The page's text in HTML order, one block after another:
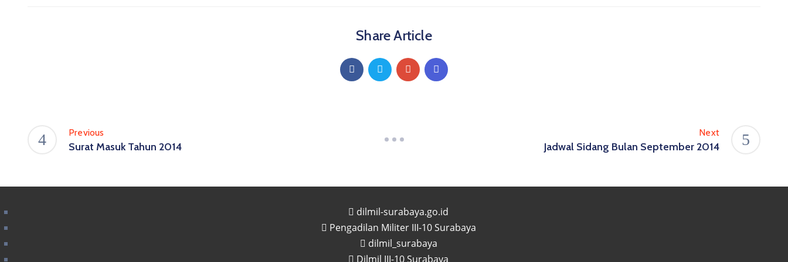
Share Article
Previous
Surat Masuk Tahun 2014
Next
Jadwal Sidang Bulan September 2014
dilmil-surabaya.go.id
Pengadilan Militer III-10 Surabaya
dilmil_surabaya
Dilmil III-10 Surabaya